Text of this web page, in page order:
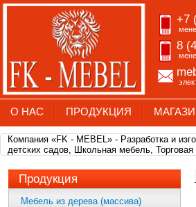
+7
8
О НАС ПРОДУКЦИЯ
Компания «FK - MEBEL» - Разработка и
детских садов, Школьная мебель,
Продукция
Мебель из дерева (массива)